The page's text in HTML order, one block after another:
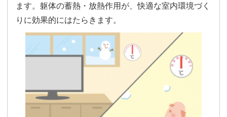
ます。躯体の蓄熱・放熱作用が、快適な室内環境づく
りに効果的にはたらきます。